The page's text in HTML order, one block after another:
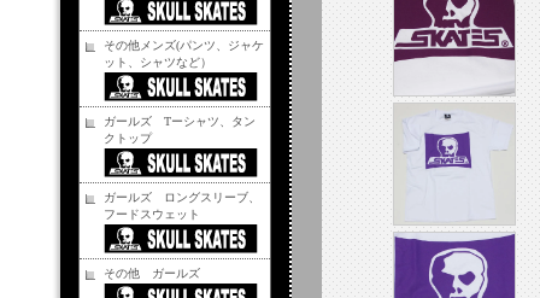
その他メンズ(パンツ、ジャケ
ット、シャツなど）
ガールズ Tーシャツ、タン
クトップ
ガールズ ロングスリーブ、
フードスウェット
その他 ガールズ